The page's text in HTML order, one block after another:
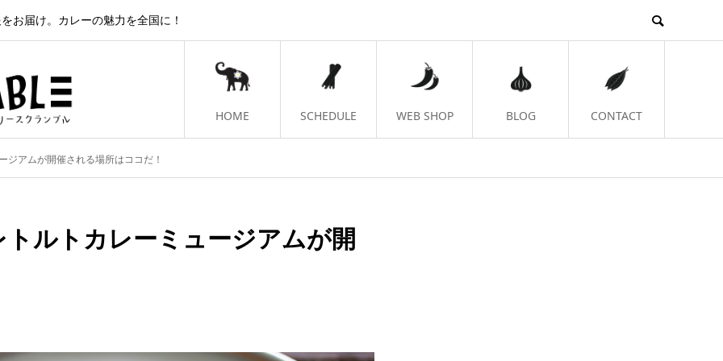
お届け。カレーの魅力を全国に！
HOME SCHEDULE WEB SHOP BLOG CONTACT
アムが開催される場所はココだ！
ルトカレーミュージアムが開